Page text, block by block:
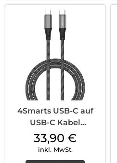
4Smarts USB-C auf
USB-C Kabel
PremiumCord 100W 3
m Schwarz
33,90 €
inkl. MwSt.